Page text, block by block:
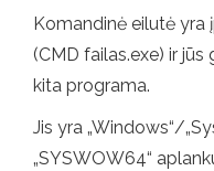
Komandinė eilutė yra
(CMD failas.exe) ir
kita programa.
Jis yra „Windows“/
„SYSWOW64“